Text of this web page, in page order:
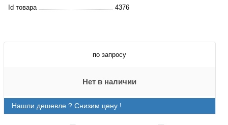
Id товара
4376
по запросу
Нет в наличии
Нашли дешевле ? Снизим цену !